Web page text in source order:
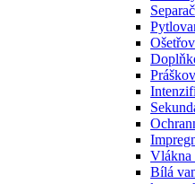
Vlákna
Bílá